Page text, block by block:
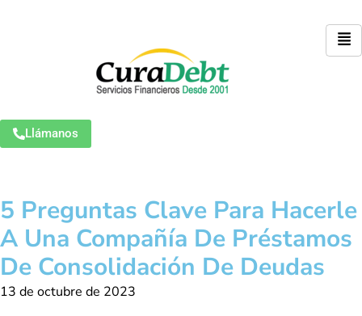
Llámanos
5 Preguntas Clave Para Hacerle
A Una Compañía De Préstamos
De Consolidación De Deudas
13 de octubre de 2023